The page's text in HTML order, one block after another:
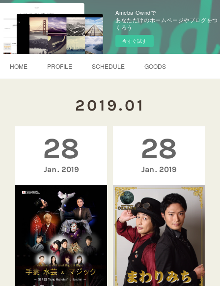
Ameba Owndで
あなただけのホームページやブログをつ
くろう
今すぐ試す
HOME PROFILE SCHEDULE GOODS
2019.01
28
Jan 2019
28
Jan 2019